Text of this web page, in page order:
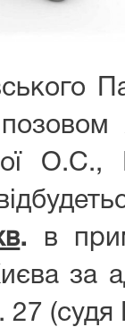
. в
за
27